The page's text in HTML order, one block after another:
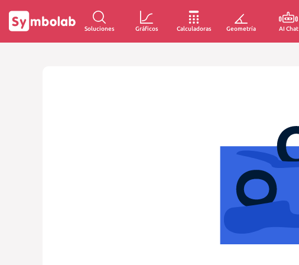
Soluciones Gráficos Calculadoras Geometría AI Chat